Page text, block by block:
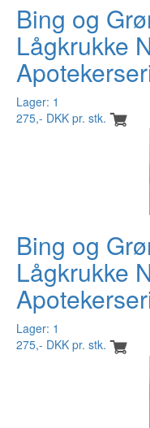
Bing og
Lågkrukke
Lager: 1
275,- DKK pr. stk.
Bing og
Lågkrukke
Lager: 1
275,- DKK pr. stk.